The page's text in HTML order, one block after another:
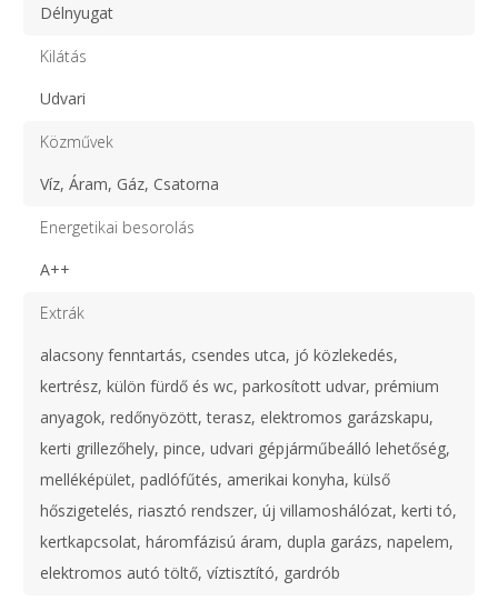
Délnyugat
Kilátás
Udvari
Közművek
Víz, Áram, Gáz, Csatorna
Energetikai besorolás
A++
Extrák
alacsony fenntartás, csendes utca, jó közlekedés,
kertrész, külön fürdő és wc, parkosított udvar, prémium
anyagok, redőnyözött, terasz, elektromos garázskapu,
kerti grillezőhely, pince, udvari gépjárműbeálló lehetőség,
melléképület, padlófűtés, amerikai konyha, külső
hőszigetelés, riasztó rendszer, új villamoshálózat, kerti tó,
kertkapcsolat, háromfázisú áram, dupla garázs, napelem,
elektromos autó töltő, víztisztító, gardrób